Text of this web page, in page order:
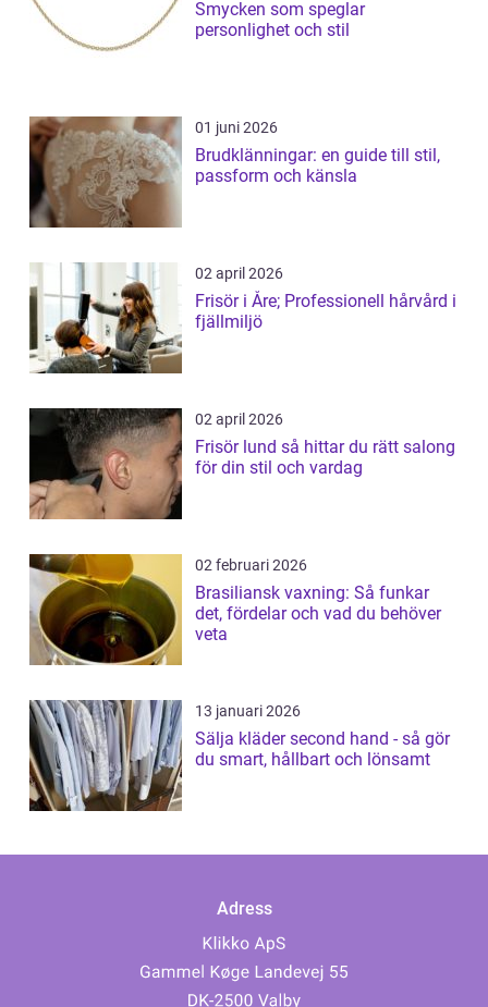
Smycken som speglar
personlighet och stil
01 juni 2026
Brudklänningar: en guide till stil,
passform och känsla
02 april 2026
Frisör i Åre; Professionell hårvård i
fjällmiljö
02 april 2026
Frisör lund så hittar du rätt salong
för din stil och vardag
02 februari 2026
Brasiliansk vaxning: Så funkar
det, fördelar och vad du behöver
veta
13 januari 2026
Sälja kläder second hand - så gör
du smart, hållbart och lönsamt
Adress